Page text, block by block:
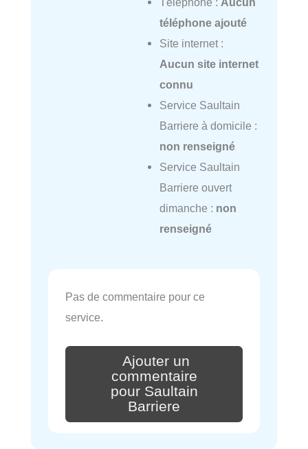
téléphone ajouté
Site internet :
Aucun site internet
connu
Service Saultain
Barriere à domicile :
non renseigné
Service Saultain
Barriere ouvert
dimanche : non
renseigné
Pas de commentaire pour ce
service.
Ajouter un
commentaire
pour Saultain
Barriere